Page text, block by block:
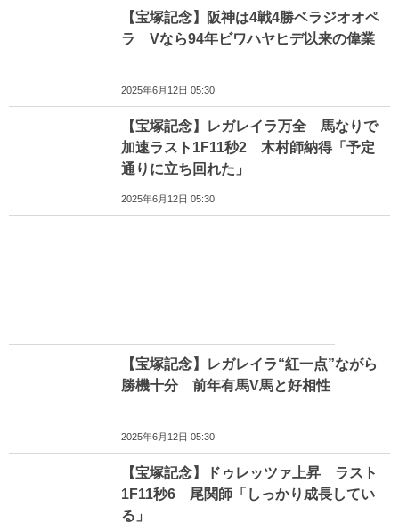
【宝塚記念】阪神は4戦4勝ベラジオオペ
ラ Vなら94年ビワハヤヒデ以来の偉業
2025年6月12日 05:30
【宝塚記念】レガレイラ万全 馬なりで
加速ラスト1F11秒2 木村師納得「予定
通りに立ち回れた」
2025年6月12日 05:30
【宝塚記念】レガレイラ“紅一点”ながら
勝機十分 前年有馬V馬と好相性
2025年6月12日 05:30
【宝塚記念】ドゥレッツァ上昇 ラスト
1F11秒6 尾関師「しっかり成長してい
る」